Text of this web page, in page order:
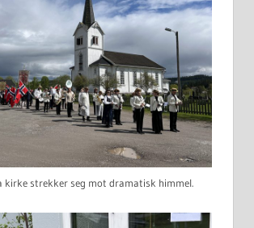
kirke strekker seg mot dramatisk himmel.